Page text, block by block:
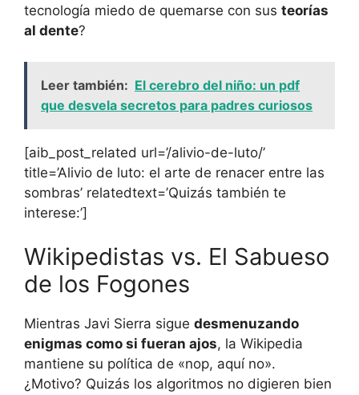
tecnología miedo de quemarse con sus teorías
al dente?
Leer también: El cerebro del niño: un pdf
que desvela secretos para padres curiosos
[aib_post_related url=’/alivio-de-luto/’
title=’Alivio de luto: el arte de renacer entre las
sombras’ relatedtext=’Quizás también te
interese:’]
Wikipedistas vs. El Sabueso
de los Fogones
Mientras Javi Sierra sigue desmenuzando
enigmas como si fueran ajos, la Wikipedia
mantiene su política de «nop, aquí no».
¿Motivo? Quizás los algoritmos no digieren bien